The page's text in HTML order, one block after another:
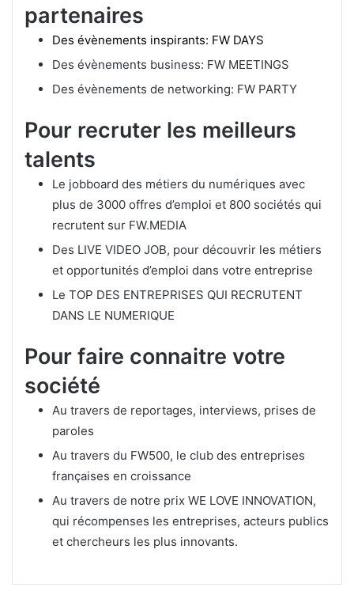
partenaires
Des évènements inspirants: FW DAYS
Des évènements business: FW MEETINGS
Des évènements de networking: FW PARTY
Pour recruter les meilleurs
talents
Le jobboard des métiers du numériques avec
plus de 3000 offres d’emploi et 800 sociétés qui
recrutent sur FW.MEDIA
Des LIVE VIDEO JOB, pour découvrir les métiers
et opportunités d’emploi dans votre entreprise
Le TOP DES ENTREPRISES QUI RECRUTENT
DANS LE NUMERIQUE
Pour faire connaitre votre
société
Au travers de reportages, interviews, prises de
paroles
Au travers du FW500, le club des entreprises
françaises en croissance
Au travers de notre prix WE LOVE INNOVATION,
qui récompenses les entreprises, acteurs publics
et chercheurs les plus innovants.